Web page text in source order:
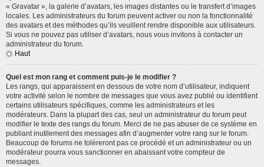
« Gravatar », la galerie d’avatars, les images distantes ou le transfert d’images
locales. Les administrateurs du forum peuvent activer ou non la fonctionnalité
des avatars et des méthodes qu’ils veuillent rendre disponible aux utilisateurs.
Si vous ne pouvez pas utiliser d’avatars, nous vous invitons à contacter un
administrateur du forum.
Haut
Quel est mon rang et comment puis-je le modifier ?
Les rangs, qui apparaissent en dessous de votre nom d’utilisateur, indiquent
votre activité selon le nombre de messages que vous avez publié ou identifient
certains utilisateurs spécifiques, comme les administrateurs et les
modérateurs. Dans la plupart des cas, seul un administrateur du forum peut
modifier le texte des rangs du forum. Merci de ne pas abuser de ce système en
publiant inutilement des messages afin d’augmenter votre rang sur le forum.
Beaucoup de forums ne toléreront pas ce procédé et un administrateur ou un
modérateur pourra vous sanctionner en abaissant votre compteur de
messages.